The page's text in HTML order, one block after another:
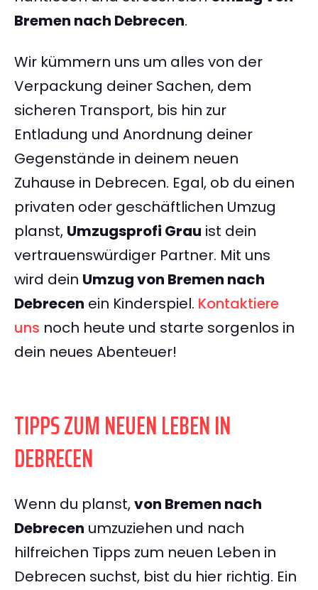
Bremen nach Debrecen.
Wir kümmern uns um alles von der
Verpackung deiner Sachen, dem
sicheren Transport, bis hin zur
Entladung und Anordnung deiner
Gegenstände in deinem neuen
Zuhause in Debrecen. Egal, ob du einen
privaten oder geschäftlichen Umzug
planst, Umzugsprofi Grau ist dein
vertrauenswürdiger Partner. Mit uns
wird dein Umzug von Bremen nach
Debrecen ein Kinderspiel. Kontaktiere
uns noch heute und starte sorgenlos in
dein neues Abenteuer!
TIPPS ZUM NEUEN LEBEN IN
DEBRECEN
Wenn du planst,von Bremen nach
Debrecen umzuziehen und nach
hilfreichen Tipps zum neuen Leben in
Debrecen suchst, bist du hier richtig. Ein